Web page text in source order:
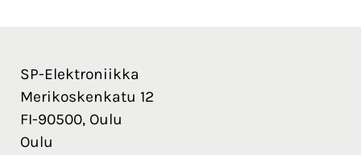
SP-Elektroniikka
Merikoskenkatu 12
FI-90500, Oulu
Oulu